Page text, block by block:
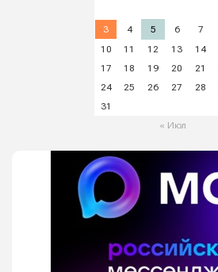
3
4 5 6 7
10
11 12 13 14
17
18 19 20 21
24
25 26 27 28
31
« Июл